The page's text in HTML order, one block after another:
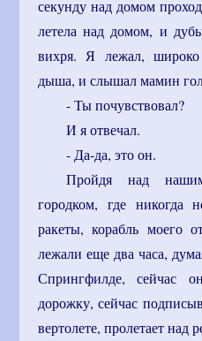
секунду над домом
летела над домом, и
вихря. Я лежал,
дыша, и слышал мамин
- Ты почувствовал?
И я отвечал.
- Да-да, это он.
Пройдя над
городком, где никогда
ракеты, корабль моего
лежали еще два часа,
Спрингфилде, сейчас
дорожку, сейчас
вертолете, пролетает над